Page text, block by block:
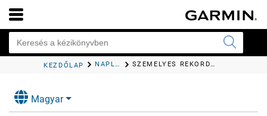
KEZDŐLAP NAPLÓK SZEMÉLYES REKORDOK
Magyar